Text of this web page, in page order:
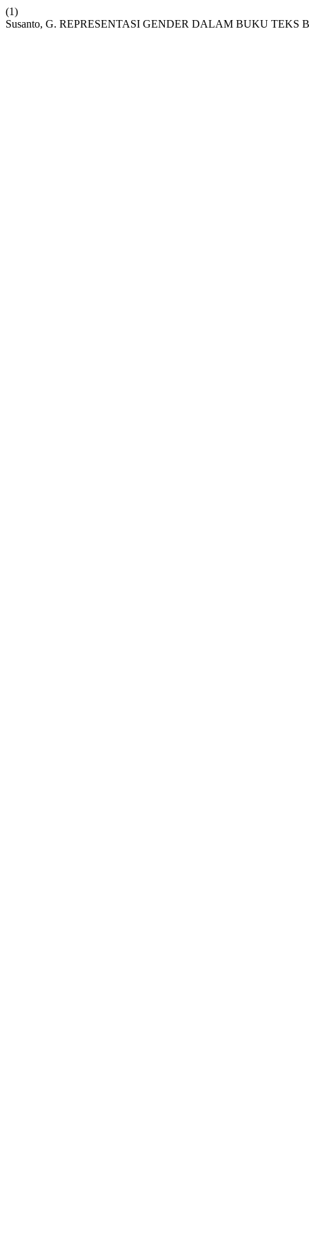
(1)
Susanto, G. REPRESENTASI GENDER DALAM BUKU TEKS